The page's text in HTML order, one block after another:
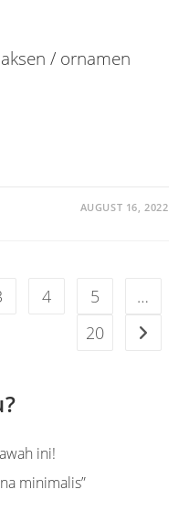
/ ornamen
AUGUST 16, 2022
4 5
…
20
Go to
ini!
minimalis”